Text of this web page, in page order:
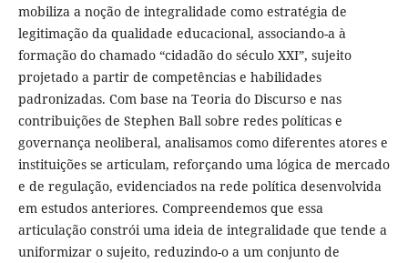
mobiliza a noção de integralidade como estratégia de
legitimação da qualidade educacional, associando-a à
formação do chamado “cidadão do século XXI”, sujeito
projetado a partir de competências e habilidades
padronizadas. Com base na Teoria do Discurso e nas
contribuições de Stephen Ball sobre redes políticas e
governança neoliberal, analisamos como diferentes atores e
instituições se articulam, reforçando uma lógica de mercado
e de regulação, evidenciados na rede política desenvolvida
em estudos anteriores. Compreendemos que essa
articulação constrói uma ideia de integralidade que tende a
uniformizar o sujeito, reduzindo-o a um conjunto de